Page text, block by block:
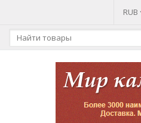
RUB